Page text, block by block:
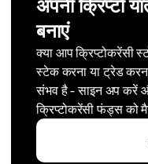
अपनी क्रिप्टो
बनाएं
क्या आप क्रिप्टोकरेंसी
स्टेक करना या ट्रेड
संभव है - साइन अप करें
क्रिप्टोकरेंसी फंड्स को